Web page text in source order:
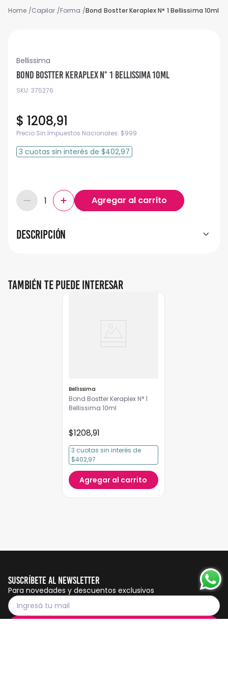
Capilar Forma Bond Bostter Keraplex N° 1 Bellissima 10ml
Bellissima
Bond Bostter Keraplex N° 1 Bellissima 10ml
SKU: 375276
$ 1208,91
Precio Sin Impuestos Nacionales: $999
3 cuotas sin interés de $402,97
Descripción
También te puede interesar
Bellissima
Bond Bostter Keraplex N° 1
Bellissima 10ml
$1208,91
3 cuotas sin interés de
$402,97
Agregar al carrito
Suscríbete al Newsletter
Para novedades y descuentos exclusivos